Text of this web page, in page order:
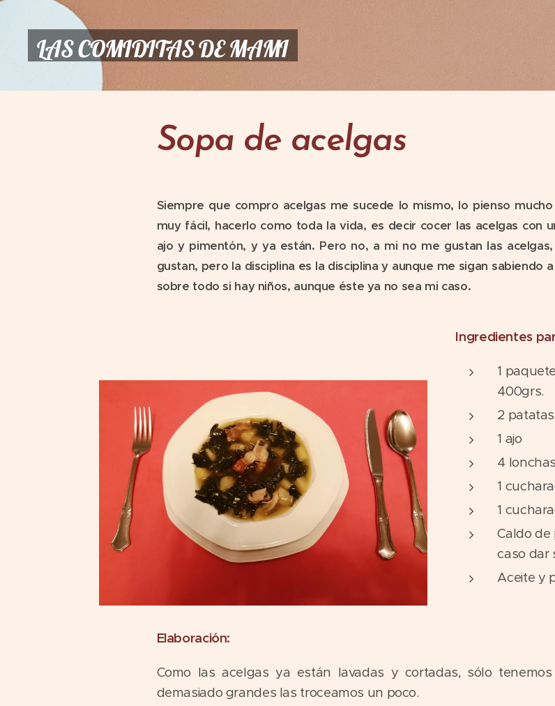
LAS COMIDITAS DE MAMI
Sopa de acelgas
Siempre que compro acelgas me sucede lo mismo, lo pienso
muy fácil, hacerlo como toda la vida, es decir cocer las acelgas con
ajo y pimentón, y ya están. Pero no, a mi no me gustan las
gustan, pero la disciplina es la disciplina y aunque me sigan sabiendo
sobre todo si hay niños, aunque éste ya no sea mi caso.
Ingredientes
1
400grs.
2
1 ajo
4
1
1
Caldo de
caso dar
Aceite y
Elaboración:
Como las acelgas ya están lavadas y cortadas, sólo
demasiado grandes las troceamos un poco.